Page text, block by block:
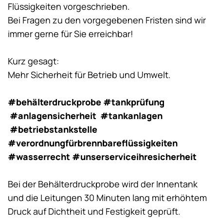
Flüssigkeiten vorgeschrieben.
Bei Fragen zu den vorgegebenen Fristen sind wir
immer gerne für Sie erreichbar!
Kurz gesagt:
Mehr Sicherheit für Betrieb und Umwelt.
#behälterdruckprobe #tankprüfung
#anlagensicherheit #tankanlagen
#betriebstankstelle
#verordnungfürbrennbareflüssigkeiten
#wasserrecht #unserserviceihresicherheit
Bei der Behälterdruckprobe wird der Innentank
und die Leitungen 30 Minuten lang mit erhöhtem
Druck auf Dichtheit und Festigkeit geprüft.